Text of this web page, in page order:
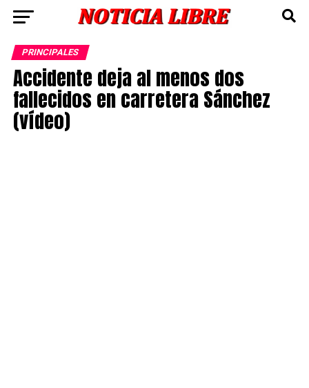
PRINCIPALES
Accidente deja al menos dos
fallecidos en carretera Sánchez
(vídeo)